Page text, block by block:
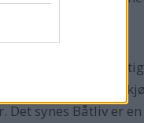
de forstått noe
Det er like dumt å
synes Båtliv er